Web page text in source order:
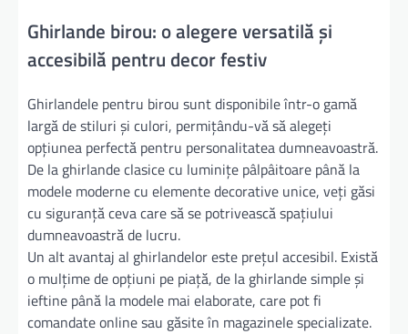
Ghirlande birou: o alegere versatilă și
accesibilă pentru decor festiv
Ghirlandele pentru birou sunt disponibile într-o gamă
largă de stiluri și culori, permițându-vă să alegeți
opțiunea perfectă pentru personalitatea dumneavoastră.
De la ghirlande clasice cu luminițe pâlpâitoare până la
modele moderne cu elemente decorative unice, veți găsi
cu siguranță ceva care să se potrivească spațiului
dumneavoastră de lucru.
Un alt avantaj al ghirlandelor este prețul accesibil. Există
o mulțime de opțiuni pe piață, de la ghirlande simple și
ieftine până la modele mai elaborate, care pot fi
comandate online sau găsite în magazinele specializate.